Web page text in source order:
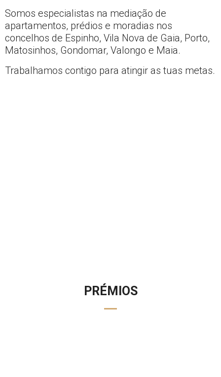
Somos especialistas na mediação de
apartamentos, prédios e moradias nos
concelhos de Espinho, Vila Nova de Gaia, Porto,
Matosinhos, Gondomar, Valongo e Maia.
Trabalhamos contigo para atingir as tuas metas.
PRÉMIOS